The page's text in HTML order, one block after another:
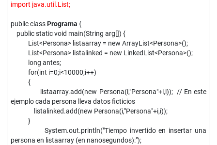
import java.util.List;
public classPrograma {
public static void main(String arg[]) {
List<Persona> listaarray = new ArrayList<Persona>();
List<Persona> listalinked = new LinkedList<Persona>();
long antes;
for(int i=0;i<10000;i++)
{
listaarray.add(new Persona(i,"Persona"+i,i)); // En este
ejemplo cada persona lleva datos ficticios
listalinked.add(new Persona(i,"Persona"+i,i));
}
System.out.println("Tiempo invertido en insertar una
persona en listaarray (en nanosegundos):");